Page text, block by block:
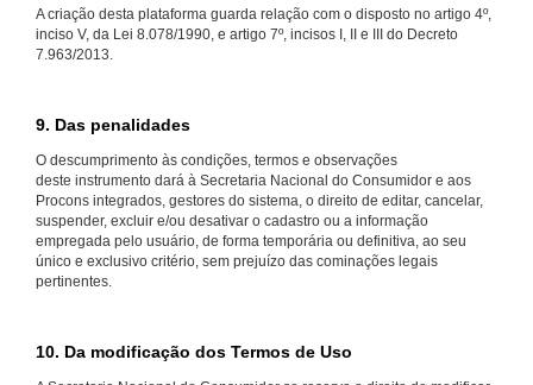
A criação desta plataforma guarda relação com o disposto no artigo 4º,
inciso V, da Lei 8.078/1990, e artigo 7º, incisos I, II e III do Decreto
7.963/2013.
9. Das penalidades
O descumprimento às condições, termos e observações
deste instrumento dará à Secretaria Nacional do Consumidor e aos
Procons integrados, gestores do sistema, o direito de editar, cancelar,
suspender, excluir e/ou desativar o cadastro ou a informação
empregada pelo usuário, de forma temporária ou definitiva, ao seu
único e exclusivo critério, sem prejuízo das cominações legais
pertinentes.
10. Da modificação dos Termos de Uso